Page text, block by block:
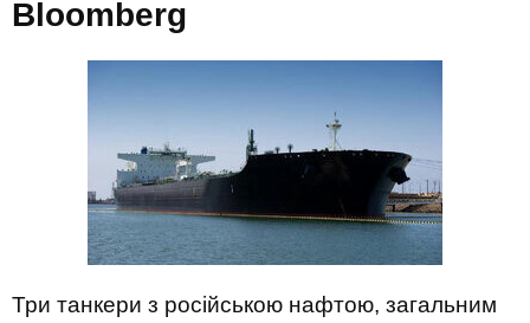
Bloomberg
Три танкери з російською нафтою, загальним